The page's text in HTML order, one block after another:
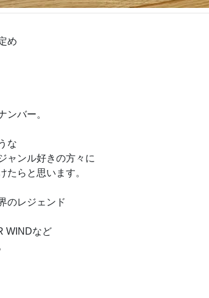
め
ンバー。
な
ャンル好きの方々に
たらと思います。
のレジェンド
WINDなど